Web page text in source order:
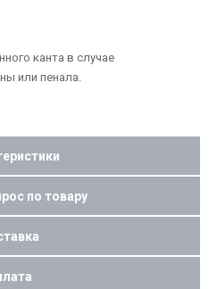
канта в случае
или пенала.
по товару